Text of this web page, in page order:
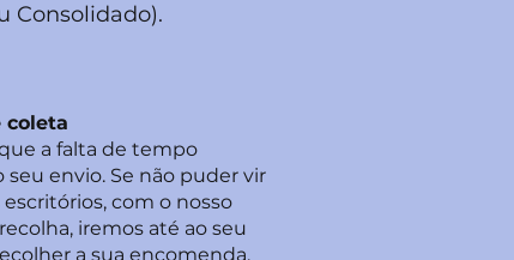
Consolidado).
coleta
a falta de tempo
seu envio. Se não puder vir
escritórios, com o nosso
iremos até ao seu
a sua encomenda,